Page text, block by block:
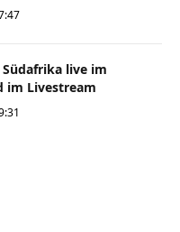
live im
im Livestream